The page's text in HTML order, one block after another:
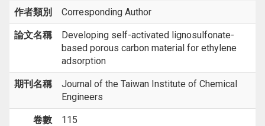
作者類別 Corresponding Author
論文名稱
Developing self-activated lignosulfonate-
based porous carbon material for ethylene
adsorption
期刊名稱
Journal of the Taiwan Institute of Chemical
Engineers
卷數 115